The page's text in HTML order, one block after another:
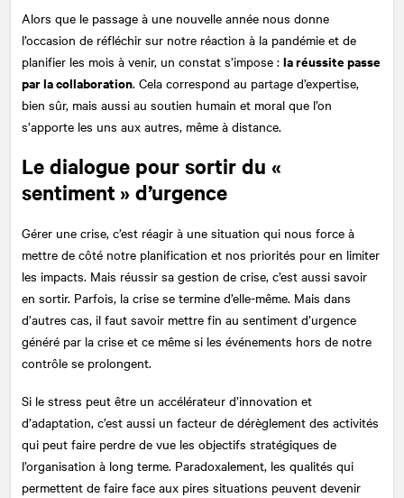
Alors que le passage à une nouvelle année nous donne
l’occasion de réfléchir sur notre réaction à la pandémie et de
planifier les mois à venir, un constat s’impose : la réussite passe
par la collaboration. Cela correspond au partage d’expertise,
bien sûr, mais aussi au soutien humain et moral que l’on
s’apporte les uns aux autres, même à distance.
Le dialogue pour sortir du «
sentiment » d’urgence
Gérer une crise, c’est réagir à une situation qui nous force à
mettre de côté notre planification et nos priorités pour en limiter
les impacts. Mais réussir sa gestion de crise, c’est aussi savoir
en sortir. Parfois, la crise se termine d’elle-même. Mais dans
d’autres cas, il faut savoir mettre fin au sentiment d’urgence
généré par la crise et ce même si les événements hors de notre
contrôle se prolongent.
Si le stress peut être un accélérateur d’innovation et
d’adaptation, c’est aussi un facteur de dérèglement des activités
qui peut faire perdre de vue les objectifs stratégiques de
l’organisation à long terme. Paradoxalement, les qualités qui
permettent de faire face aux pires situations peuvent devenir